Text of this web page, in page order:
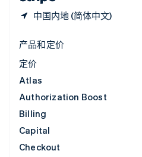
中国内地 (简体中文)
产品和定价
定价
Atlas
Authorization Boost
Billing
Capital
Checkout